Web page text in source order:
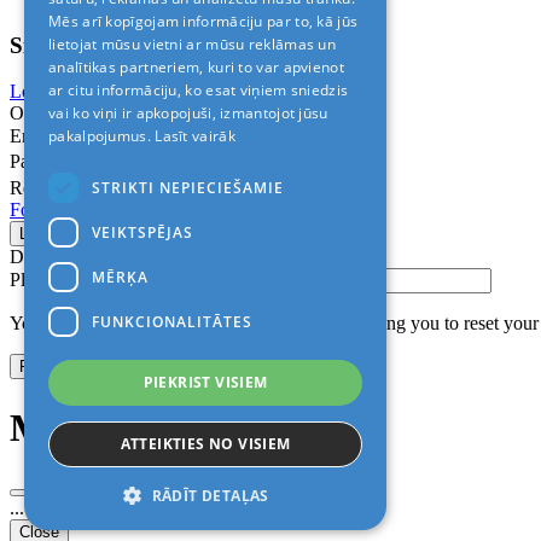
Sign In
Login with Facebook Login with Google
Or
Email
Password
Remember me
Forgot Password?
Don’t have an account?
Please confirm login email below
You will receive an email containing a link allowing you to reset
Modal title
...
Close
Mēs arī kopīgojam informāciju par to, kā jūs
lietojat mūsu vietni ar mūsu reklāmas un
analītikas partneriem, kuri to var apvienot
ar citu informāciju, ko esat viņiem sniedzis
vai ko viņi ir apkopojuši, izmantojot jūsu
pakalpojumus. Lasīt vairāk
STRIKTI NEPIECIEŠAMIE
VEIKTSPĒJAS
MĒRĶA
FUNKCIONALITĀTES
PIEKRIST VISIEM
ATTEIKTIES NO VISIEM
RĀDĪT DETAĻAS